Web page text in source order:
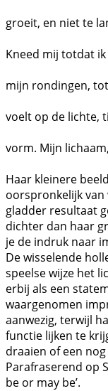
groeit, en niet te
Kneed mij totdat
mijn rondingen,
voelt op de lichte,
vorm. Mijn
Haar kleinere
oorspronkelijk van
gladder resultaat
dichter dan haar
je de indruk naar
De wisselende
speelse wijze het
erbij als een
waargenomen
aanwezig, terwijl
functie lijken te
draaien of een
Parafraserend op
be or may be’.